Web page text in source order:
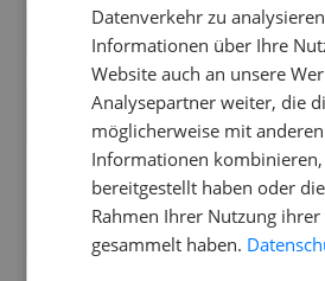
Welche Ersatzteile und
Brauche ich einen extra
mehr Bass?
Standorte
Datenverkehr zu
Informationen über Ihre
Website auch an unsere
Analysepartner weiter, die
möglicherweise mit anderen
Informationen kombinieren,
bereitgestellt haben oder
Rahmen Ihrer Nutzung ihrer
gesammelt haben.